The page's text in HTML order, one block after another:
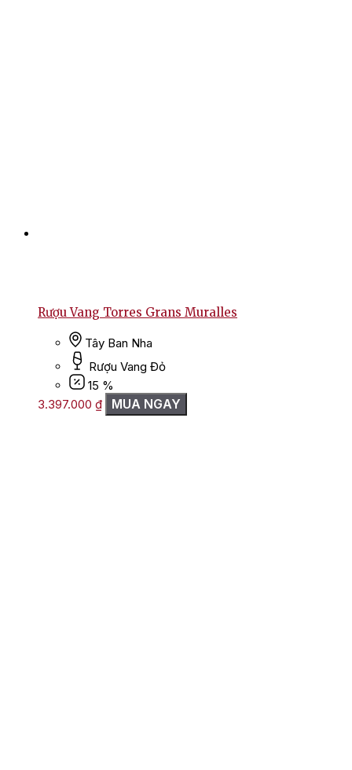
Rượu Vang Torres Grans Muralles
Tây Ban Nha
Rượu Vang Đỏ
15 %
3.397.000 ₫ MUA NGAY